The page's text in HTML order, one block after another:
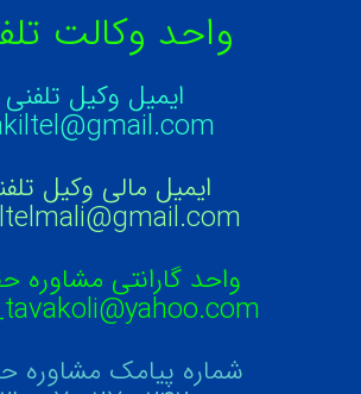
واحد وکالت
ایمیل وکیل تلفنی
ایمیل مالی وکیل
واحد گارانتی مشاوره
شماره پیامک مشاوره